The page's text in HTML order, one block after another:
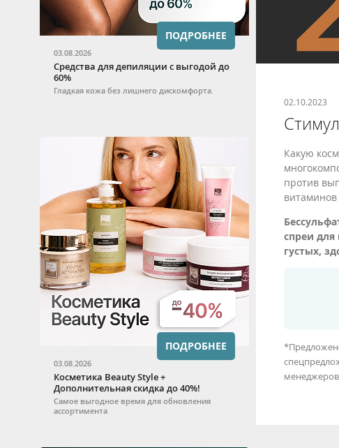
03.08.2026
Средства для депиляции с выгодой до
60%
Гладкая кожа без лишнего дискомфорта.
ПОДРОБНЕЕ
03.08.2026
Косметика Beauty Style +
Дополнительная скидка до 40%!
Самое выгодное время для обновления
ассортимента
ПОДРОБНЕЕ
02.10.2023
Какую
против
спреи
густых,